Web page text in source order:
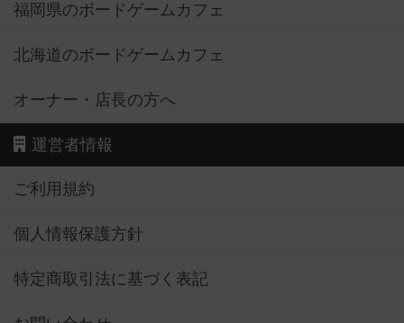
福岡県のボードゲームカフェ
北海道のボードゲームカフェ
オーナー・店長の方へ
運営者情報
ご利用規約
個人情報保護方針
特定商取引法に基づく表記